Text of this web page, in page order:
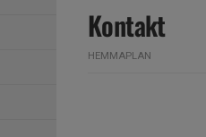
Kontakt
HEMMAPLAN